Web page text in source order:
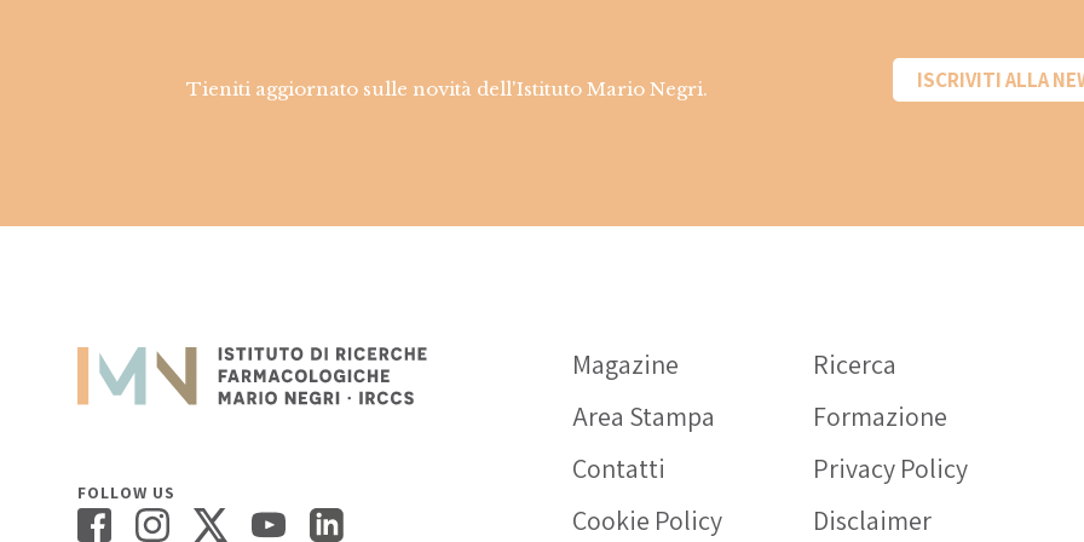
Tieniti aggiornato sulle novità dell'Istituto Mario Negri. ISCRIVITI ALLA
FOLLOW US
Magazine
Ricerca
Area Stampa
Formazione
Contatti
Privacy Policy
Cookie Policy
Disclaimer